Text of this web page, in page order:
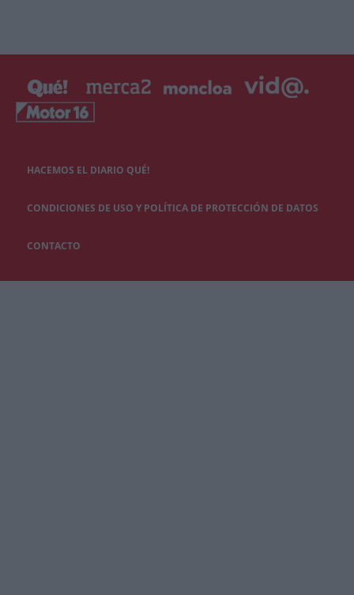
HACEMOS EL DIARIO QUÉ!
CONDICIONES DE USO Y POLÍTICA DE PROTECCIÓN DE DATOS
CONTACTO